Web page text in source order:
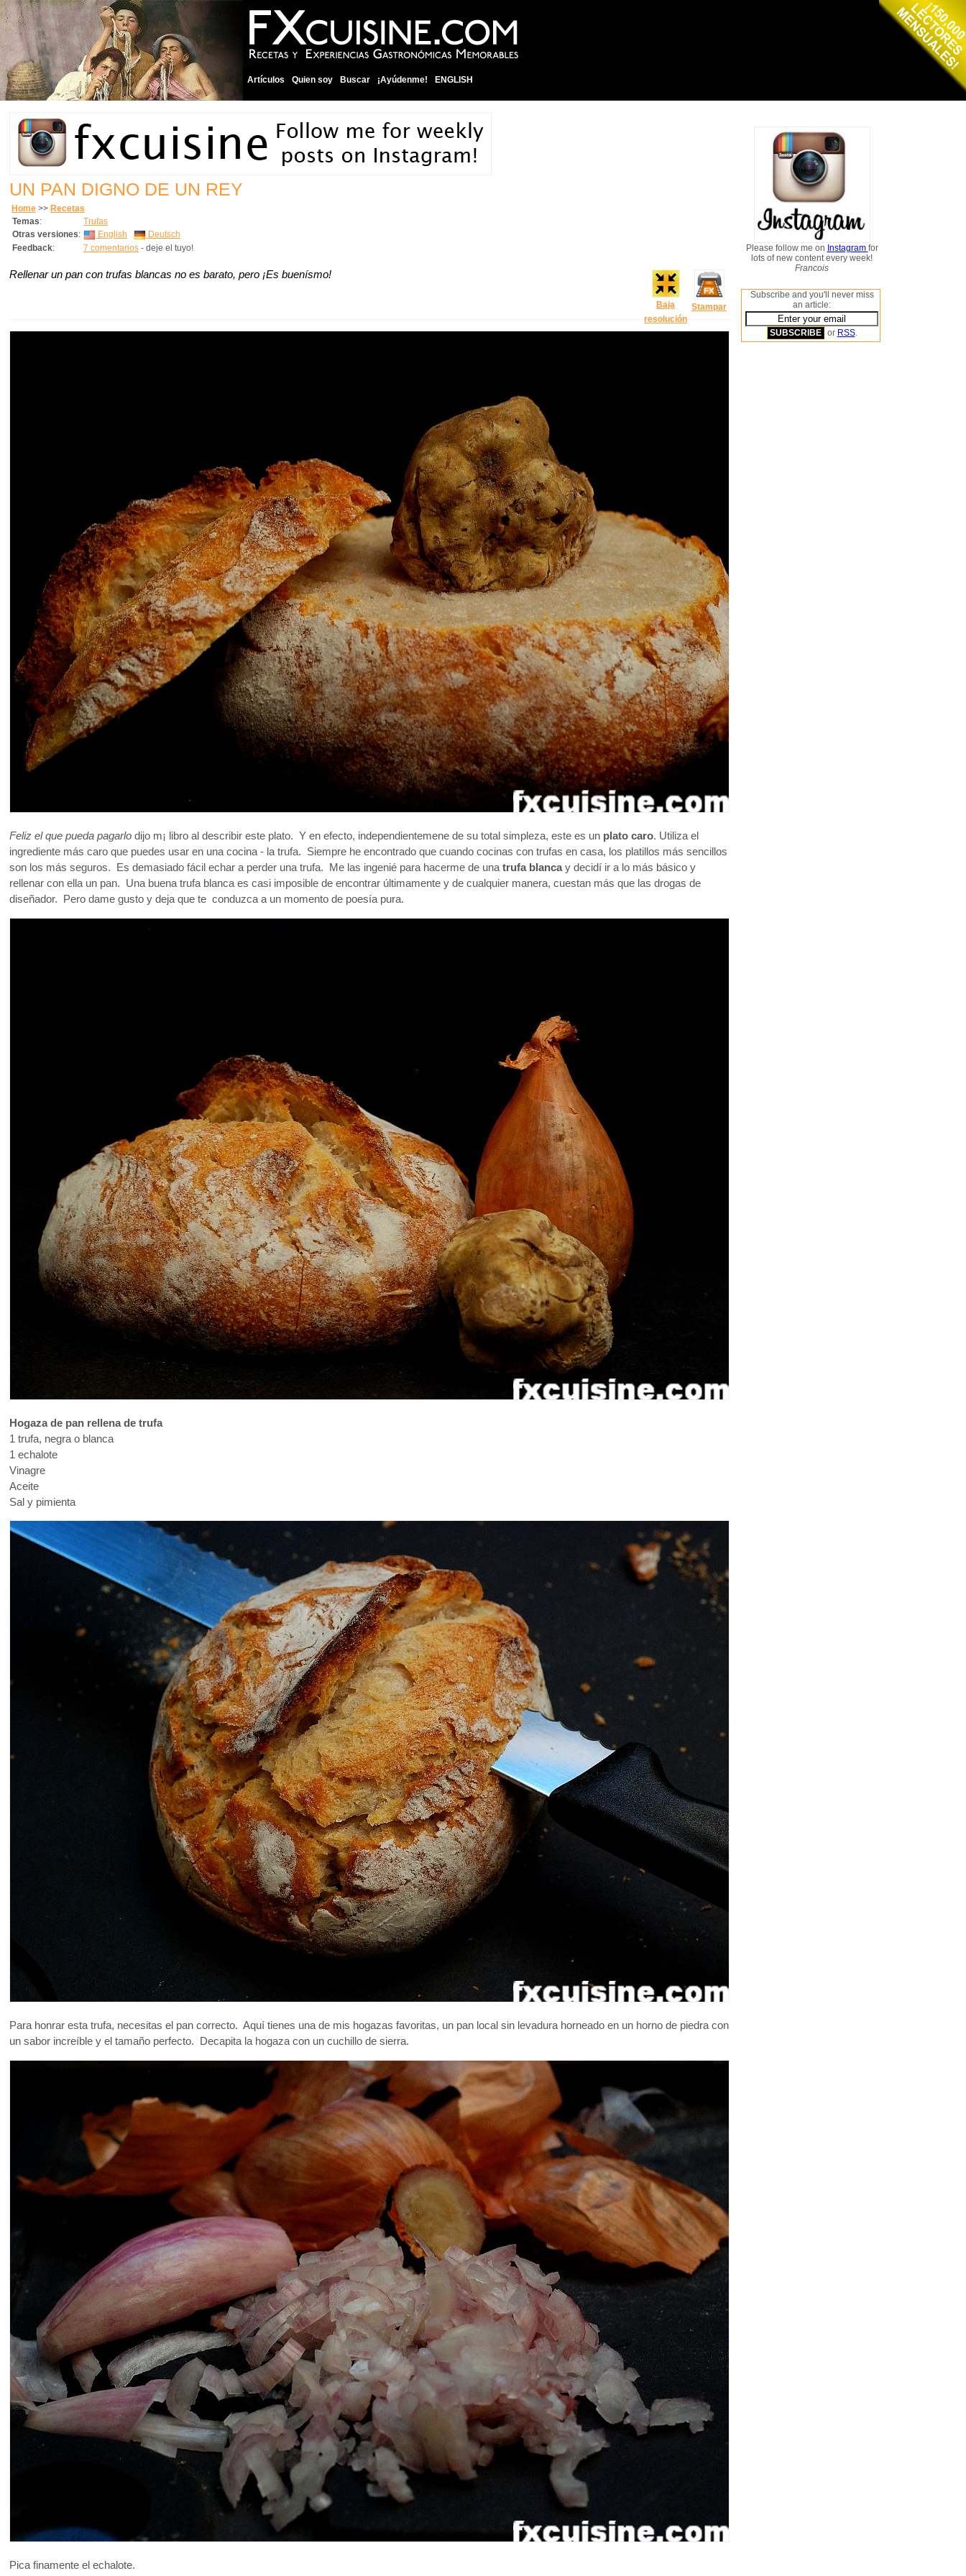
Artículos Quien soy Buscar ¡Ayúdenme! ENGLISH
UN PAN DIGNO DE UN REY
Home >> Recetas
Temas:
Trufas
Otras versiones: English
Deutsch
Feedback: 7 comentarios - deje el tuyo!
Baja
resolución
Stampar
Rellenar un pan con trufas blancas no es barato, pero ¡Es buenísmo!
Feliz el que pueda pagarlo dijo m¡ libro al describir este plato. Y en efecto, independientemene de su total simpleza, este es un plato caro. Utiliza el
ingrediente más caro que puedes usar en una cocina - la trufa. Siempre he encontrado que cuando cocinas con trufas en casa, los platillos más sencillos
son los más seguros. Es demasiado fácil echar a perder una trufa. Me las ingenié para hacerme de una trufa blancay decidí ir a lo más básico y
rellenar con ella un pan. Una buena trufa blanca es casi imposible de encontrar últimamente y de cualquier manera, cuestan más que las drogas de
diseñador. Pero dame gusto y deja que te conduzca a un momento de poesía pura.
Hogaza de pan rellena de trufa
1 trufa, negra o blanca
1 echalote
Vinagre
Aceite
Sal y pimienta
Para honrar esta trufa, necesitas el pan correcto. Aquí tienes una de mis hogazas favoritas, un pan local sin levadura horneado en un horno de piedra con
un sabor increíble y el tamaño perfecto. Decapita la hogaza con un cuchillo de sierra.
Pica finamente el echalote.
Please follow me on Instagram for
lots of new content every week!
Francois
Subscribe and you'll never miss
an article:
or RSS.